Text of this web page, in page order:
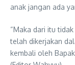
anak jangan ada
“Maka dari itu
telah dikerjakan
kembali oleh